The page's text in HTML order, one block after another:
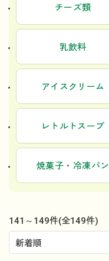
チーズ類
乳飲料
アイスクリーム
レトルトスープ
焼菓子・冷凍パン
141～149件(全149件)
新着順